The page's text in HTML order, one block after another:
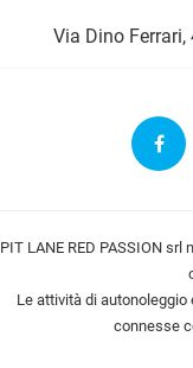
Via Dino
PIT LANE RED PASSION
Le attività di
connesse